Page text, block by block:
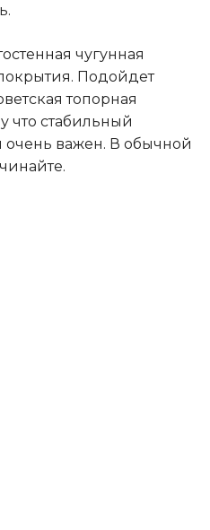
чугунная
Подойдет
топорная
что стабильный
важен. В обычной